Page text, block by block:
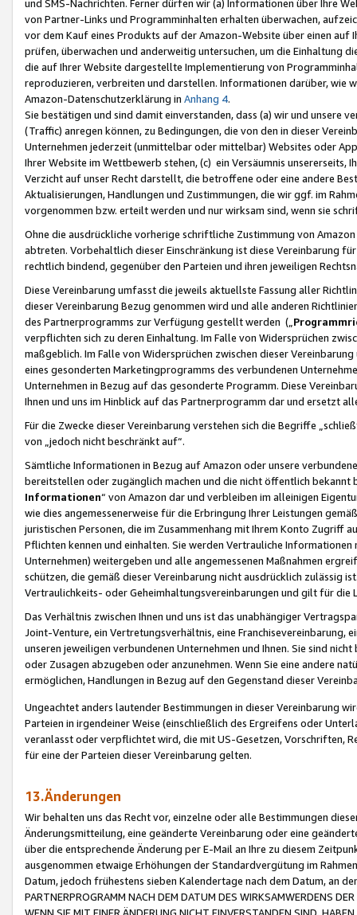
und SMS-Nachrichten. Ferner dürfen wir (a) Informationen über Ihre
von Partner-Links und Programminhalten erhalten überwachen,
vor dem Kauf eines Produkts auf der Amazon-Website über einen
prüfen, überwachen und anderweitig untersuchen, um die Einhaltung
die auf Ihrer Website dargestellte Implementierung von
reproduzieren, verbreiten und darstellen. Informationen darüber, wie
Amazon-Datenschutzerklärung in Anhang 4.
Sie bestätigen und sind damit einverstanden, dass (a) wir und
(Traffic) anregen können, zu Bedingungen, die von den in dieser
Unternehmen jederzeit (unmittelbar oder mittelbar) Websites oder
Ihrer Website im Wettbewerb stehen, (c) ein Versäumnis unsererseits,
Verzicht auf unser Recht darstellt, die betroffene oder eine andere
Aktualisierungen, Handlungen und Zustimmungen, die wir ggf. im
vorgenommen bzw. erteilt werden und nur wirksam sind, wenn sie
Ohne die ausdrückliche vorherige schriftliche Zustimmung von
abtreten. Vorbehaltlich dieser Einschränkung ist diese Vereinbarung
rechtlich bindend, gegenüber den Parteien und ihren jeweiligen
Diese Vereinbarung umfasst die jeweils aktuellste Fassung aller
dieser Vereinbarung Bezug genommen wird und alle anderen
des Partnerprogramms zur Verfügung gestellt werden („
verpflichten sich zu deren Einhaltung. Im Falle von Widersprüchen
maßgeblich. Im Falle von Widersprüchen zwischen dieser
eines gesonderten Marketingprogramms des verbundenen
Unternehmen in Bezug auf das gesonderte Programm. Diese
Ihnen und uns im Hinblick auf das Partnerprogramm dar und ersetzt
Für die Zwecke dieser Vereinbarung verstehen sich die Begriffe
von „jedoch nicht beschränkt auf“.
Sämtliche Informationen in Bezug auf Amazon oder unsere
bereitstellen oder zugänglich machen und die nicht öffentlich
Informationen“ von Amazon dar und verbleiben im alleinigen
wie dies angemessenerweise für die Erbringung Ihrer Leistungen
juristischen Personen, die im Zusammenhang mit Ihrem Konto
Pflichten kennen und einhalten. Sie werden Vertrauliche
Unternehmen) weitergeben und alle angemessenen Maßnahmen
schützen, die gemäß dieser Vereinbarung nicht ausdrücklich zulässig
Vertraulichkeits- oder Geheimhaltungsvereinbarungen und gilt für die
Das Verhältnis zwischen Ihnen und uns ist das unabhängiger
Joint-Venture, ein Vertretungsverhältnis, eine Franchisevereinbarung,
unseren jeweiligen verbundenen Unternehmen und Ihnen. Sie sind
oder Zusagen abzugeben oder anzunehmen. Wenn Sie eine andere
ermöglichen, Handlungen in Bezug auf den Gegenstand dieser
Ungeachtet anders lautender Bestimmungen in dieser Vereinbarung
Parteien in irgendeiner Weise (einschließlich des Ergreifens oder
veranlasst oder verpflichtet wird, die mit US-Gesetzen, Vorschriften,
für eine der Parteien dieser Vereinbarung gelten.
13.Änderungen
Wir behalten uns das Recht vor, einzelne oder alle Bestimmungen
Änderungsmitteilung, eine geänderte Vereinbarung oder eine
über die entsprechende Änderung per E-Mail an Ihre zu diesem
ausgenommen etwaige Erhöhungen der Standardvergütung im
Datum, jedoch frühestens sieben Kalendertage nach dem Datum, an
PARTNERPROGRAMM NACH DEM DATUM DES WIRKSAMWERDENS
WENN SIE MIT EINER ÄNDERUNG NICHT EINVERSTANDEN SIND,